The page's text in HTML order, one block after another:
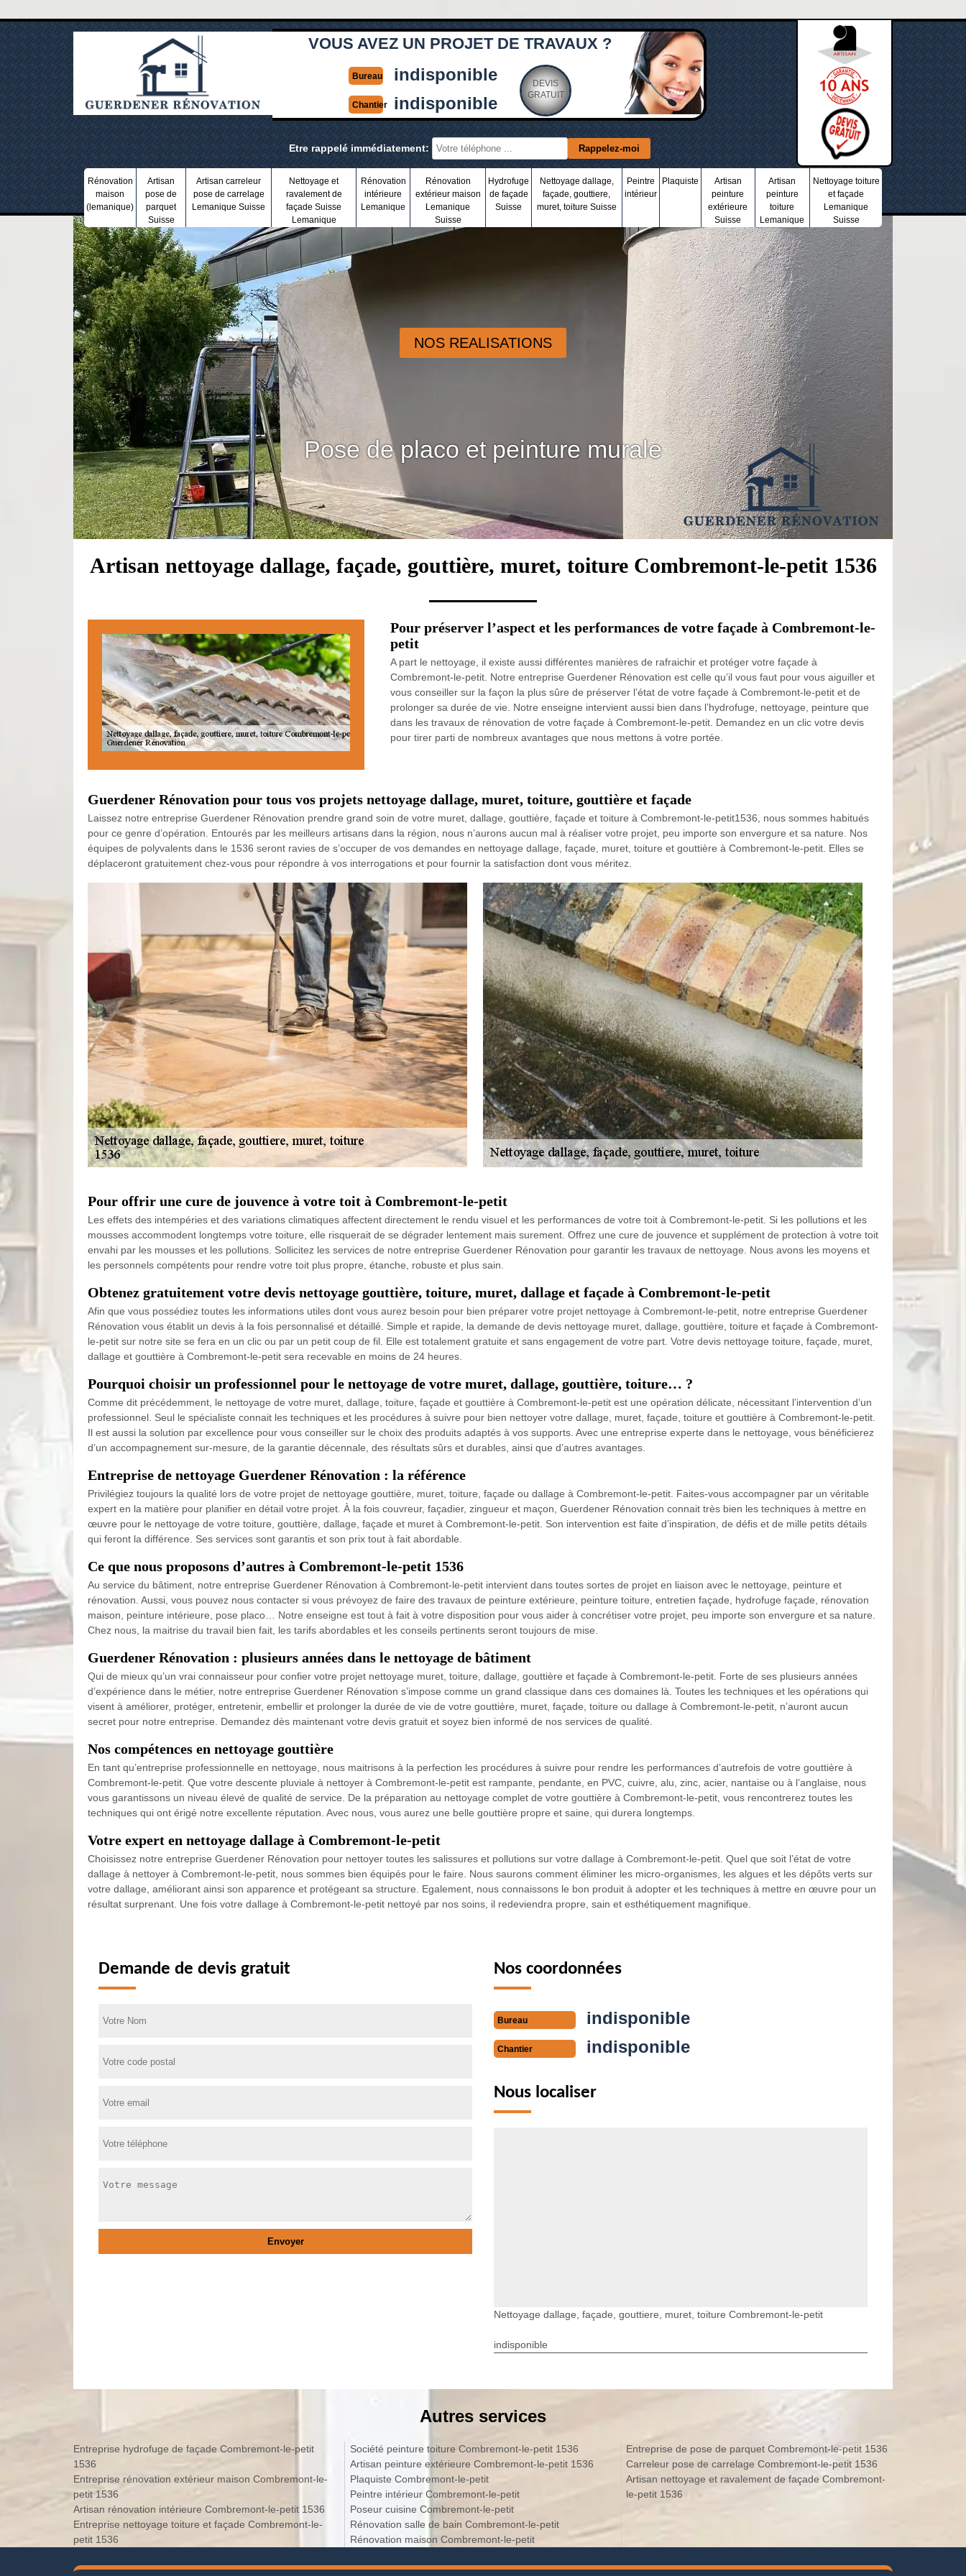
VOUS AVEZ UN PROJET DE TRAVAUX ?
Bureau indisponible
Chantier indisponible
DEVIS
GRATUIT
Etre rappelé immédiatement:
Rénovation
maison
(lemanique)
Artisan
pose de
parquet
Suisse
Artisan carreleur
pose de carrelage
Lemanique Suisse
Nettoyage et
ravalement de
façade Suisse
Lemanique
Rénovation
intérieure
Lemanique
Rénovation
extérieur maison
Lemanique
Suisse
Hydrofuge
de façade
Suisse
Nettoyage dallage,
façade, gouttiere,
muret, toiture Suisse
Peintre
intérieur
Plaquiste
Artisan
peinture
extérieure
Suisse
Artisan
peinture
toiture
Lemanique
Nettoyage toiture
et façade
Lemanique
Suisse
NOS REALISATIONS
Pose de placo et peinture murale
Artisan nettoyage dallage, façade, gouttière, muret, toiture Combremont-le-petit 1536
Pour préserver l’aspect et les performances de votre façade à Combremont-le-
petit
A part le nettoyage, il existe aussi différentes manières de rafraichir et protéger votre façade à
Combremont-le-petit. Notre entreprise Guerdener Rénovation est celle qu’il vous faut pour vous aiguiller et
vous conseiller sur la façon la plus sûre de préserver l’état de votre façade à Combremont-le-petit et de
prolonger sa durée de vie. Notre enseigne intervient aussi bien dans l’hydrofuge, nettoyage, peinture que
dans les travaux de rénovation de votre façade à Combremont-le-petit. Demandez en un clic votre devis
pour tirer parti de nombreux avantages que nous mettons à votre portée.
Guerdener Rénovation pour tous vos projets nettoyage dallage, muret, toiture, gouttière et façade
Laissez notre entreprise Guerdener Rénovation prendre grand soin de votre muret, dallage, gouttière, façade et toiture à Combremont-le-petit1536, nous sommes habitués
pour ce genre d’opération. Entourés par les meilleurs artisans dans la région, nous n’aurons aucun mal à réaliser votre projet, peu importe son envergure et sa nature. Nos
équipes de polyvalents dans le 1536 seront ravies de s’occuper de vos demandes en nettoyage dallage, façade, muret, toiture et gouttière à Combremont-le-petit. Elles se
déplaceront gratuitement chez-vous pour répondre à vos interrogations et pour fournir la satisfaction dont vous méritez.
Pour offrir une cure de jouvence à votre toit à Combremont-le-petit
Les effets des intempéries et des variations climatiques affectent directement le rendu visuel et les performances de votre toit à Combremont-le-petit. Si les pollutions et les
mousses accommodent longtemps votre toiture, elle risquerait de se dégrader lentement mais surement. Offrez une cure de jouvence et supplément de protection à votre toit
envahi par les mousses et les pollutions. Sollicitez les services de notre entreprise Guerdener Rénovation pour garantir les travaux de nettoyage. Nous avons les moyens et
les personnels compétents pour rendre votre toit plus propre, étanche, robuste et plus sain.
Obtenez gratuitement votre devis nettoyage gouttière, toiture, muret, dallage et façade à Combremont-le-petit
Afin que vous possédiez toutes les informations utiles dont vous aurez besoin pour bien préparer votre projet nettoyage à Combremont-le-petit, notre entreprise Guerdener
Rénovation vous établit un devis à la fois personnalisé et détaillé. Simple et rapide, la demande de devis nettoyage muret, dallage, gouttière, toiture et façade à Combremont-
le-petit sur notre site se fera en un clic ou par un petit coup de fil. Elle est totalement gratuite et sans engagement de votre part. Votre devis nettoyage toiture, façade, muret,
dallage et gouttière à Combremont-le-petit sera recevable en moins de 24 heures.
Pourquoi choisir un professionnel pour le nettoyage de votre muret, dallage, gouttière, toiture… ?
Comme dit précédemment, le nettoyage de votre muret, dallage, toiture, façade et gouttière à Combremont-le-petit est une opération délicate, nécessitant l’intervention d’un
professionnel. Seul le spécialiste connait les techniques et les procédures à suivre pour bien nettoyer votre dallage, muret, façade, toiture et gouttière à Combremont-le-petit.
Il est aussi la solution par excellence pour vous conseiller sur le choix des produits adaptés à vos supports. Avec une entreprise experte dans le nettoyage, vous bénéficierez
d’un accompagnement sur-mesure, de la garantie décennale, des résultats sûrs et durables, ainsi que d’autres avantages.
Entreprise de nettoyage Guerdener Rénovation : la référence
Privilégiez toujours la qualité lors de votre projet de nettoyage gouttière, muret, toiture, façade ou dallage à Combremont-le-petit. Faites-vous accompagner par un véritable
expert en la matière pour planifier en détail votre projet. À la fois couvreur, façadier, zingueur et maçon, Guerdener Rénovation connait très bien les techniques à mettre en
œuvre pour le nettoyage de votre toiture, gouttière, dallage, façade et muret à Combremont-le-petit. Son intervention est faite d’inspiration, de défis et de mille petits détails
qui feront la différence. Ses services sont garantis et son prix tout à fait abordable.
Ce que nous proposons d’autres à Combremont-le-petit 1536
Au service du bâtiment, notre entreprise Guerdener Rénovation à Combremont-le-petit intervient dans toutes sortes de projet en liaison avec le nettoyage, peinture et
rénovation. Aussi, vous pouvez nous contacter si vous prévoyez de faire des travaux de peinture extérieure, peinture toiture, entretien façade, hydrofuge façade, rénovation
maison, peinture intérieure, pose placo… Notre enseigne est tout à fait à votre disposition pour vous aider à concrétiser votre projet, peu importe son envergure et sa nature.
Chez nous, la maitrise du travail bien fait, les tarifs abordables et les conseils pertinents seront toujours de mise.
Guerdener Rénovation : plusieurs années dans le nettoyage de bâtiment
Qui de mieux qu’un vrai connaisseur pour confier votre projet nettoyage muret, toiture, dallage, gouttière et façade à Combremont-le-petit. Forte de ses plusieurs années
d’expérience dans le métier, notre entreprise Guerdener Rénovation s’impose comme un grand classique dans ces domaines là. Toutes les techniques et les opérations qui
visent à améliorer, protéger, entretenir, embellir et prolonger la durée de vie de votre gouttière, muret, façade, toiture ou dallage à Combremont-le-petit, n’auront aucun
secret pour notre entreprise. Demandez dès maintenant votre devis gratuit et soyez bien informé de nos services de qualité.
Nos compétences en nettoyage gouttière
En tant qu’entreprise professionnelle en nettoyage, nous maitrisons à la perfection les procédures à suivre pour rendre les performances d’autrefois de votre gouttière à
Combremont-le-petit. Que votre descente pluviale à nettoyer à Combremont-le-petit est rampante, pendante, en PVC, cuivre, alu, zinc, acier, nantaise ou à l’anglaise, nous
vous garantissons un niveau élevé de qualité de service. De la préparation au nettoyage complet de votre gouttière à Combremont-le-petit, vous rencontrerez toutes les
techniques qui ont érigé notre excellente réputation. Avec nous, vous aurez une belle gouttière propre et saine, qui durera longtemps.
Votre expert en nettoyage dallage à Combremont-le-petit
Choisissez notre entreprise Guerdener Rénovation pour nettoyer toutes les salissures et pollutions sur votre dallage à Combremont-le-petit. Quel que soit l’état de votre
dallage à nettoyer à Combremont-le-petit, nous sommes bien équipés pour le faire. Nous saurons comment éliminer les micro-organismes, les algues et les dépôts verts sur
votre dallage, améliorant ainsi son apparence et protégeant sa structure. Egalement, nous connaissons le bon produit à adopter et les techniques à mettre en œuvre pour un
résultat surprenant. Une fois votre dallage à Combremont-le-petit nettoyé par nos soins, il redeviendra propre, sain et esthétiquement magnifique.
Demande de devis gratuit Nos coordonnées
Bureau indisponible
Chantier indisponible
Nous localiser
Nettoyage dallage, façade, gouttiere, muret, toiture Combremont-le-petit
indisponible
Autres services
Entreprise hydrofuge de façade Combremont-le-petit
1536
Entreprise rénovation extérieur maison Combremont-le-
petit 1536
Artisan rénovation intérieure Combremont-le-petit 1536
Entreprise nettoyage toiture et façade Combremont-le-
petit 1536
Société peinture toiture Combremont-le-petit 1536
Artisan peinture extérieure Combremont-le-petit 1536
Plaquiste Combremont-le-petit
Peintre intérieur Combremont-le-petit
Poseur cuisine Combremont-le-petit
Rénovation salle de bain Combremont-le-petit
Rénovation maison Combremont-le-petit
Entreprise de pose de parquet Combremont-le-petit 1536
Carreleur pose de carrelage Combremont-le-petit 1536
Artisan nettoyage et ravalement de façade Combremont-
le-petit 1536